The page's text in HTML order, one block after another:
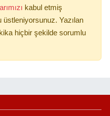
kabul etmiş
Yazılan
hiçbir şekilde sorumlu